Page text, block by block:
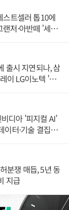
스트셀러 톱10에
저·아반떼 '세단
출시 지연되나, 삼
이 LG이노텍 '탈
디아 '피지컬 AI'
이터·기술 결집
분쟁 매듭, 5년 동
지급